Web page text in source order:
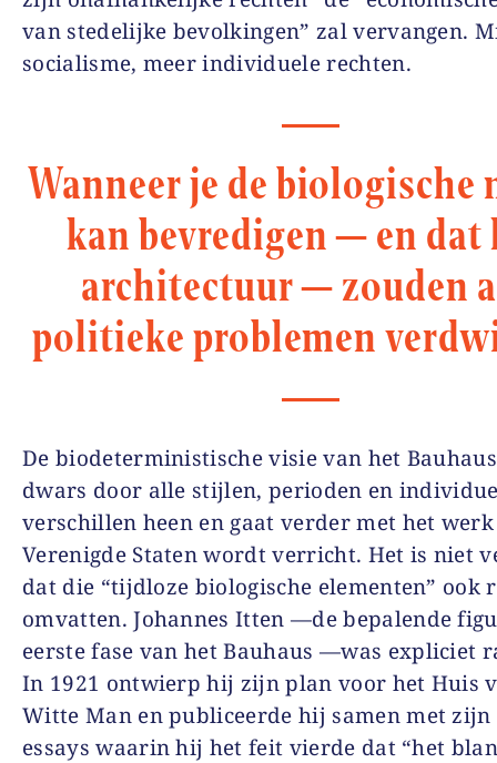
van stedelijke bevolkingen” zal vervangen.
socialisme, meer individuele rechten.
Wanneer je de biologische
kan bevredigen — en dat
architectuur — zouden
politieke problemen
De biodeterministische visie van het
dwars door alle stijlen, perioden en
verschillen heen en gaat verder met het
Verenigde Staten wordt verricht. Het is niet
dat die “tijdloze biologische elementen” ook
omvatten. Johannes Itten —de bepalende
eerste fase van het Bauhaus —was expliciet
In 1921 ontwierp hij zijn plan voor het Huis
Witte Man en publiceerde hij samen met zijn
essays waarin hij het feit vierde dat “het